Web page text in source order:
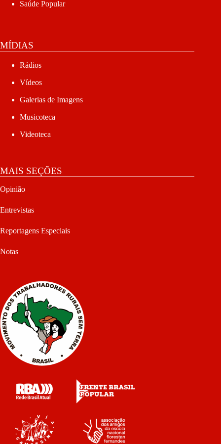
Saúde Popular
MÍDIAS
Rádios
Vídeos
Galerias de Imagens
Musicoteca
Videoteca
MAIS SEÇÕES
Opinião
Entrevistas
Reportagens Especiais
Notas